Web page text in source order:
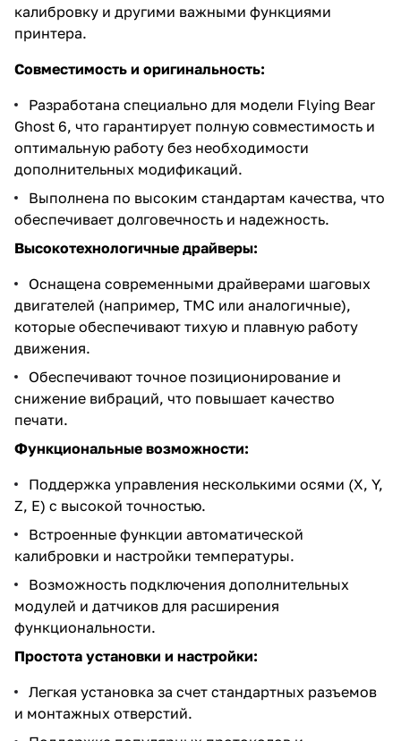
калибровку и другими важными функциями
принтера.
Совместимость и оригинальность:
Разработана специально для модели Flying Bear
Ghost 6, что гарантирует полную совместимость и
оптимальную работу без необходимости
дополнительных модификаций.
Выполнена по высоким стандартам качества, что
обеспечивает долговечность и надежность.
Высокотехнологичные драйверы:
Оснащена современными драйверами шаговых
двигателей (например, TMC или аналогичные),
которые обеспечивают тихую и плавную работу
движения.
Обеспечивают точное позиционирование и
снижение вибраций, что повышает качество
печати.
Функциональные возможности:
Поддержка управления несколькими осями (X, Y,
Z, E) с высокой точностью.
Встроенные функции автоматической
калибровки и настройки температуры.
Возможность подключения дополнительных
модулей и датчиков для расширения
функциональности.
Простота установки и настройки:
Легкая установка за счет стандартных разъемов
и монтажных отверстий.